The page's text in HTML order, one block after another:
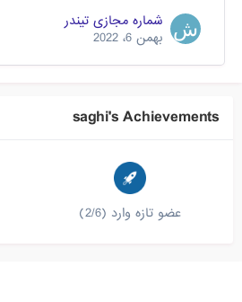
شماره مجازی تیندر
بهمن 6، 2022
saghi's Achievements
عضو تازه وارد (2/6)